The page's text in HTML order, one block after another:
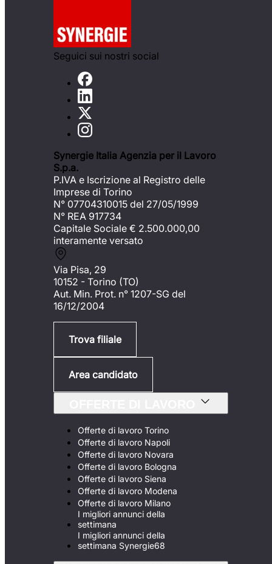
Seguici sui nostri social
Synergie Italia Agenzia per il Lavoro
S.p.a.
P.IVA e Iscrizione al Registro delle
Imprese di Torino
N° 07704310015 del 27/05/1999
N° REA 917734
Capitale Sociale € 2.500.000,00
interamente versato
Via Pisa, 29
10152 - Torino (TO)
Aut. Min. Prot. n° 1207-SG del
16/12/2004
Trova filiale
Area candidato
Offerte di lavoro Torino
Offerte di lavoro Napoli
Offerte di lavoro Novara
Offerte di lavoro Bologna
Offerte di lavoro Siena
Offerte di lavoro Modena
Offerte di lavoro Milano
I migliori annunci della
settimana
I migliori annunci della
settimana Synergie68